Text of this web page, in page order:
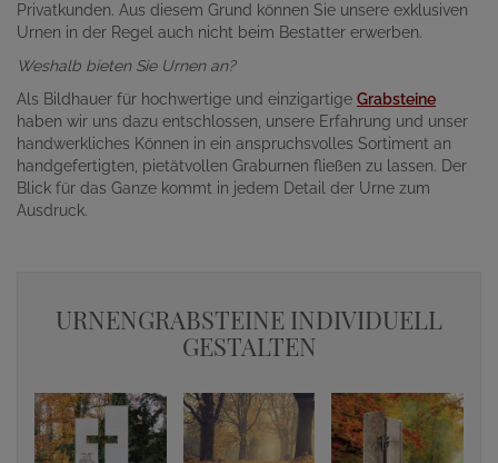
Privatkunden. Aus diesem Grund können Sie unsere exklusiven
Urnen in der Regel auch nicht beim Bestatter erwerben.
Weshalb bieten Sie Urnen an?
Als Bildhauer für hochwertige und einzigartige Grabsteine
haben wir uns dazu entschlossen, unsere Erfahrung und unser
handwerkliches Können in ein anspruchsvolles Sortiment an
handgefertigten, pietätvollen Graburnen fließen zu lassen. Der
Blick für das Ganze kommt in jedem Detail der Urne zum
Ausdruck.
URNENGRABSTEINE INDIVIDUELL
GESTALTEN